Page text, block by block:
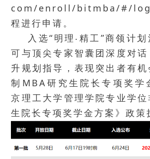
com/enroll/bitmba/#/
程进行申请。
入选“明理‧精工”商领计划
可与顶尖专家智囊团深度对
升规划指导，表现突出者有机
制MBA研究生院长专项奖学
京理工大学管理学院专业学
生院长专项奖学金方案》政策